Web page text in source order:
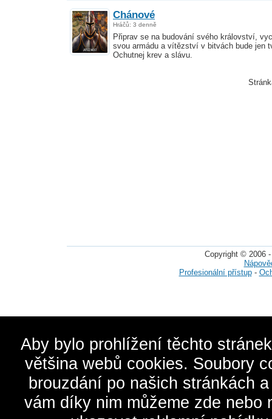
Chánové
Hráčů: 3 denně
Připrav se na budování svého království,
svou armádu a vítězství v bitvách bude jen
Ochutnej krev a slávu.
Copyright © 2006
Profesionální přístup-
Aby bylo prohlížení těchto
většina webů cookies. Soubory
brouzdání po našich stránkách
vám díky nim můžeme zde